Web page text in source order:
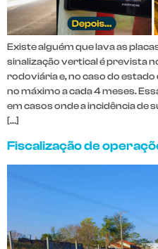
Existe alguém que lava as
sinalização vertical é prevista
rodoviária e, no caso do estado
no máximo a cada 4 meses.
em casos onde a incidência de
[…]
Fiscalização de